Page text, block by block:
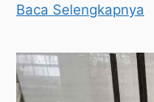
Baca Selengkapnya